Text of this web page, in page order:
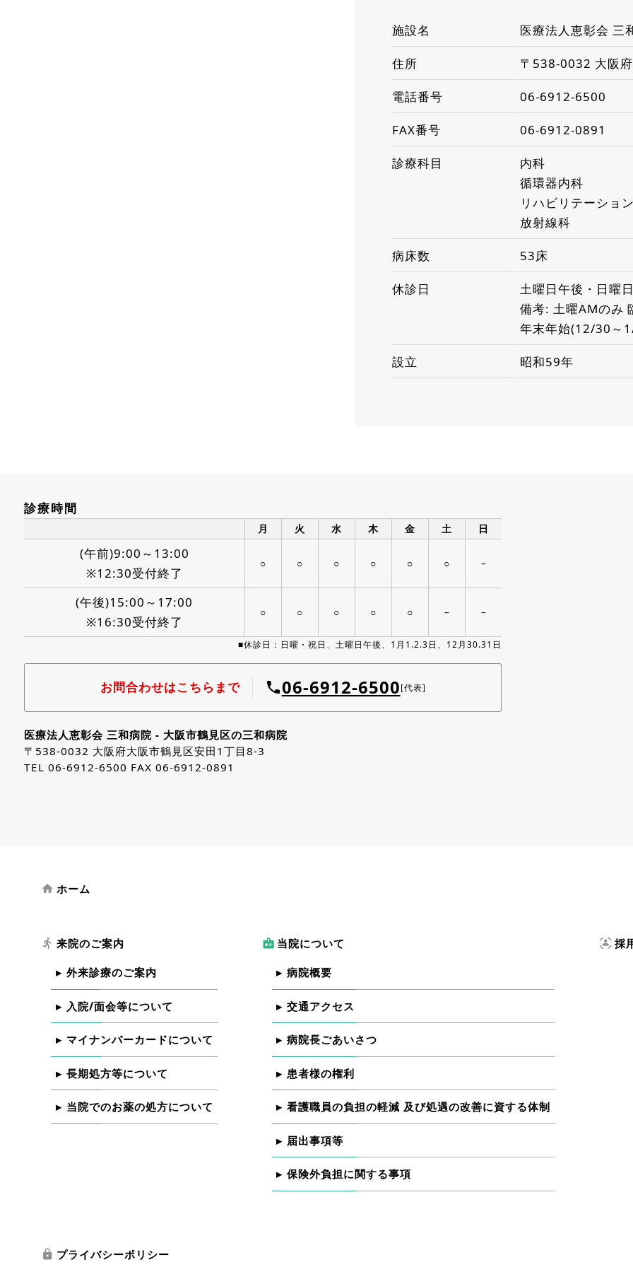
施設名 医療法人恵彰会 三
住所 〒538-0032 大阪
電話番号 06-6912-6500
FAX番号 06-6912-0891
診療科目
内科
循環器内科
リハビリテーショ
放射線科
病床数 53床
休診日
土曜日午後・日曜
備考: 土曜AMのみ
年末年始(12/30～
設立 昭和59年
診療時間
月 火 水 木 金 土 日
(午前)9:00～13:00
※12:30受付終了
○ ○ ○ ○ ○ ○ –
(午後)15:00～17:00
※16:30受付終了
○ ○ ○ ○ ○ – –
■休診日：日曜・祝日、土曜日午後、1月1.2.3日、12月30.31日
お問合わせはこちらまで phone06-6912-6500[代表]
医療法人恵彰会 三和病院 - 大阪市鶴見区の三和病院
〒538-0032 大阪府大阪市鶴見区安田1丁目8-3
TEL 06-6912-6500 FAX 06-6912-0891
home ホーム
directions_run 来院のご案内
外来診療のご案内
入院/面会等について
マイナンバーカードについて
長期処方等について
当院でのお薬の処方について
medical_information 当院について
病院概要
交通アクセス
病院長ごあいさつ
患者様の権利
看護職員の負担の軽減 及び処遇の改善に資する体制
届出事項等
保険外負担に関する事項
sensor_occupied 採
lock プライバシーポリシー